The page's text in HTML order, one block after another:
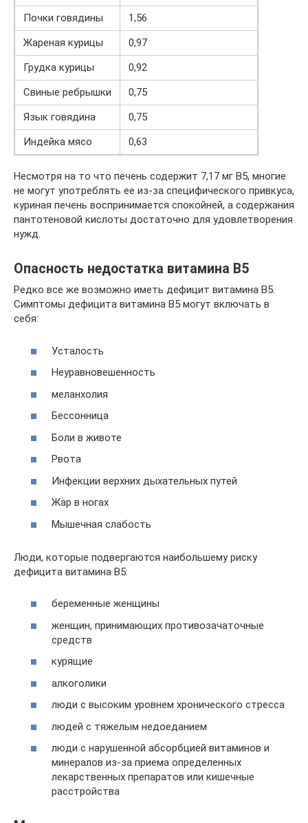
Почки говядины
1,56
Жареная курицы
0,97
Грудка курицы
0,92
Свиные ребрышки
0,75
Язык говядина
0,75
Индейка мясо
0,63
Несмотря на то что печень содержит 7,17 мг В5, многие
не могут употреблять ее из-за специфического привкуса,
куриная печень воспринимается спокойней, а содержания
пантотеновой кислоты достаточно для удовлетворения
нужд.
Опасность недостатка витамина В5
Редко все же возможно иметь дефицит витамина B5.
Симптомы дефицита витамина B5 могут включать в
себя:
Усталость
Неуравновешенность
меланхолия
Бессонница
Боли в животе
Рвота
Инфекции верхних дыхательных путей
Жар в ногах
Мышечная слабость
Люди, которые подвергаются наибольшему риску
дефицита витамина B5:
беременные женщины
женщин, принимающих противозачаточные
средств
курящие
алкоголики
люди с высоким уровнем хронического стресса
людей с тяжелым недоеданием
люди с нарушенной абсорбцией витаминов и
минералов из-за приема определенных
лекарственных препаратов или кишечные
расстройства